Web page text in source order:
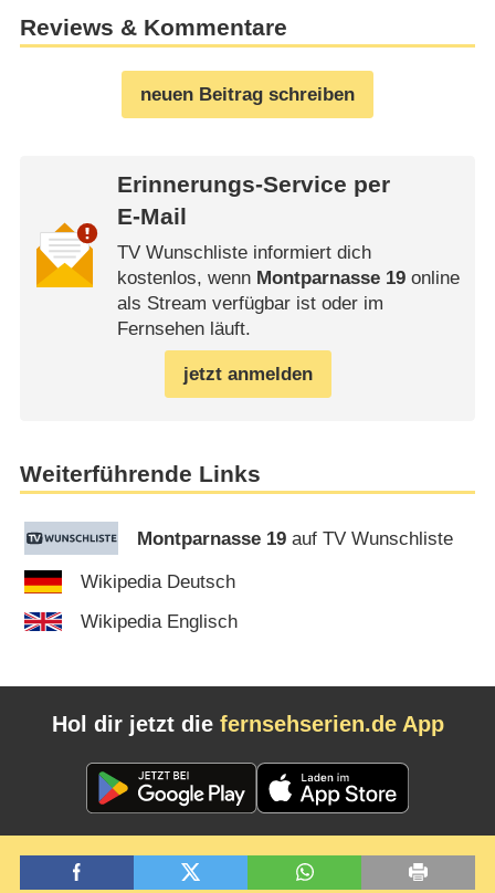
Reviews & Kommentare
neuen Beitrag schreiben
Erinnerungs-Service per
E-Mail
TV Wunschliste informiert dich
kostenlos, wenn Montparnasse 19online
als Stream verfügbar ist oder im
Fernsehen läuft.
jetzt anmelden
Weiterführende Links
Montparnasse 19 auf TV Wunschliste
Wikipedia Deutsch
Wikipedia Englisch
Hol dir jetzt die fernsehserien.de App